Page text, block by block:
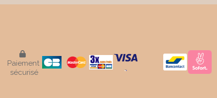

Paiement
sécurisé